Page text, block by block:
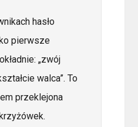
hasło
pierwsze
„zwój
walca”. To
przeklejona